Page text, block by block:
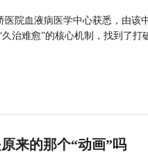
医院血液病医学中心获悉，由
治难愈”的核心机制，找到了打
来的那个“动画”吗